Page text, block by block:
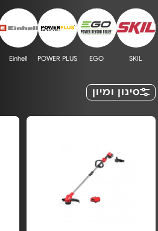
SKIL
EGO
POWER PLUS
Einhell
סינון ומיון